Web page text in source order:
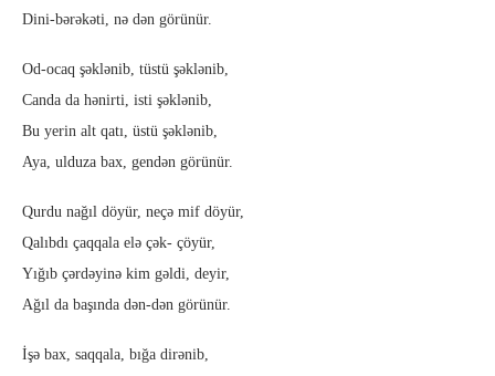
Dini-bərəkəti, nə dən görünür.
Od-ocaq şəklənib, tüstü şəklənib,
Canda da hənirti, isti şəklənib,
Bu yerin alt qatı, üstü şəklənib,
Aya, ulduza bax, gendən görünür.
Qurdu nağıl döyür, neçə mif döyür,
Qalıbdı çaqqala elə çək- çöyür,
Yığıb çərdəyinə kim gəldi, deyir,
Ağıl da başında dən-dən görünür.
İşə bax, saqqala, bığa dirənib,